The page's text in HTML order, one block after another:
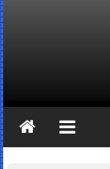
Saltar
al
contenido
Juegos
Juguetes